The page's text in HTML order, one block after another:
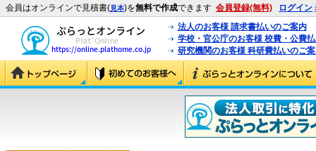
会員はオンラインで見積書(見本)を無料で作成できます 会員登録(無料) ログイン
法人のお客様 請求書払いのご案内
学校・官公庁のお客様 校費・公費
研究機関のお客様 科研費払いのご